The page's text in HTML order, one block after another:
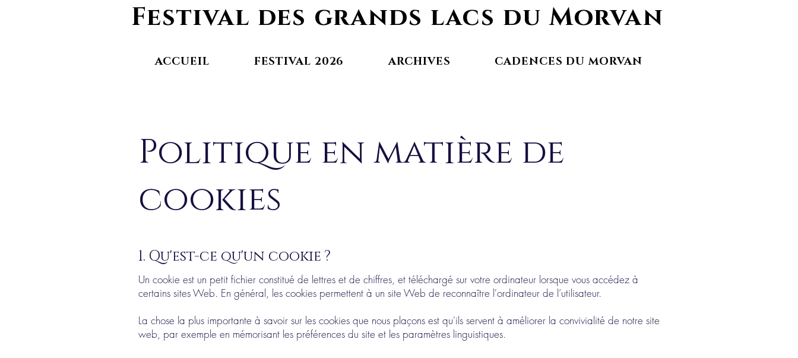
Festival des grands lacs du Morvan
ACCUEIL FESTIVAL 2026 ARCHIVES CADENCES DU MORVAN
Politique en matière de
cookies
1. Qu'est-ce qu'un cookie ?
Un cookie est un petit fichier constitué de lettres et de chiffres, et téléchargé sur votre ordinateur lorsque vous accédez à
certains sites Web. En général, les cookies permettent à un site Web de reconnaître l'ordinateur de l’utilisateur.
La chose la plus importante à savoir sur les cookies que nous plaçons est qu'ils servent à améliorer la convivialité de notre site
web, par exemple en mémorisant les préférences du site et les paramètres linguistiques.